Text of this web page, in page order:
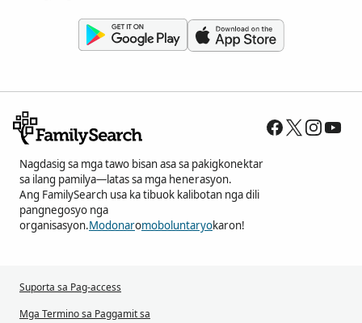
Nagdasig sa mga tawo bisan asa sa pakigkonektar
sa ilang pamilya—latas sa mga henerasyon.
Ang FamilySearch usa ka tibuok kalibotan nga dili
pangnegosyo nga
organisasyon.Modonaromoboluntaryokaron!
Suporta sa Pag-access
Mga Termino sa Paggamit sa